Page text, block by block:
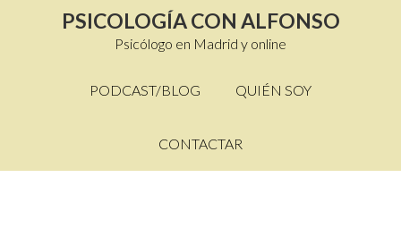
PSICOLOGÍA CON ALFONSO
Psicólogo en Madrid y online
PODCAST/BLOG QUIÉN SOY
CONTACTAR